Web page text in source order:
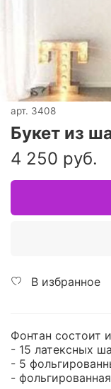
арт. 3408
Букет из
4 250 руб.
В избранное
Фонтан состоит
- 15 латексных
- 5
-